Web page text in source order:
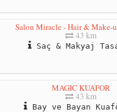
Salon Miracle - Hair & Make-
43 km
Saç & Makyaj
MAGIC KUAFOR
43 km
Bay ve Bayan